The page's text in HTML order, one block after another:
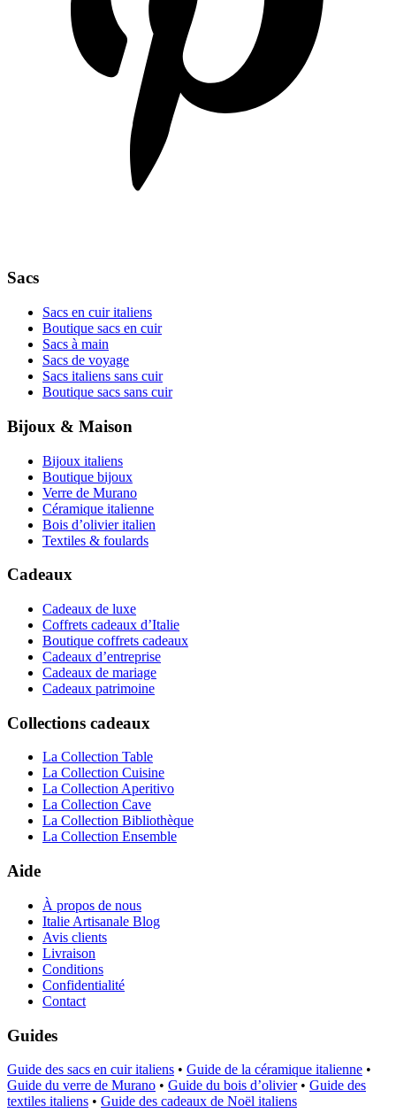
Sacs
Sacs en cuir italiens
Boutique sacs en cuir
Sacs à main
Sacs de voyage
Sacs italiens sans cuir
Boutique sacs sans cuir
Bijoux & Maison
Bijoux italiens
Boutique bijoux
Verre de Murano
Céramique italienne
Bois d’olivier italien
Textiles & foulards
Cadeaux
Cadeaux de luxe
Coffrets cadeaux d’Italie
Boutique coffrets cadeaux
Cadeaux d’entreprise
Cadeaux de mariage
Cadeaux patrimoine
Collections cadeaux
La Collection Table
La Collection Cuisine
La Collection Aperitivo
La Collection Cave
La Collection Bibliothèque
La Collection Ensemble
Aide
À propos de nous
Italie Artisanale Blog
Avis clients
Livraison
Conditions
Confidentialité
Contact
Guides
Guide des sacs en cuir italiens • Guide de la céramique italienne •
Guide du verre de Murano • Guide du bois d’olivier • Guide des
textiles italiens • Guide des cadeaux de Noël italiens